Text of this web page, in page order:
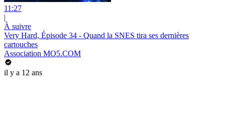
11:27
|
À suivre
Very Hard, Épisode 34 - Quand la SNES tira ses dernières
cartouches
Association MO5.COM
il y a 12 ans